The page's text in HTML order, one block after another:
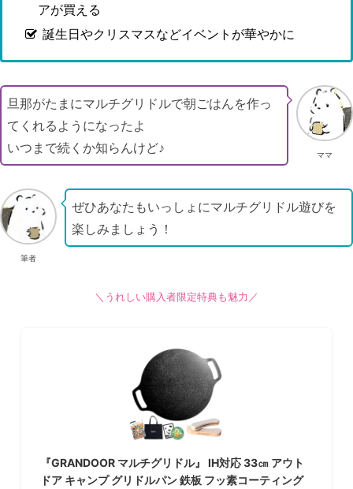
アが買える
誕生日やクリスマスなどイベントが華やかに
ママ
旦那がたまにマルチグリドルで朝ごはんを作っ
てくれるようになったよ
いつまで続くか知らんけど♪
筆者
ぜひあなたもいっしょにマルチグリドル遊びを
楽しみましょう！
＼うれしい購入者限定特典も魅力／
『GRANDOOR マルチグリドル』 IH対応 33㎝ アウト
ドア キャンプ グリドルパン 鉄板 フッ素コーティング